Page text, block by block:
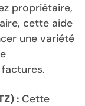
propriétaire,
cette aide
une variété
:Cette